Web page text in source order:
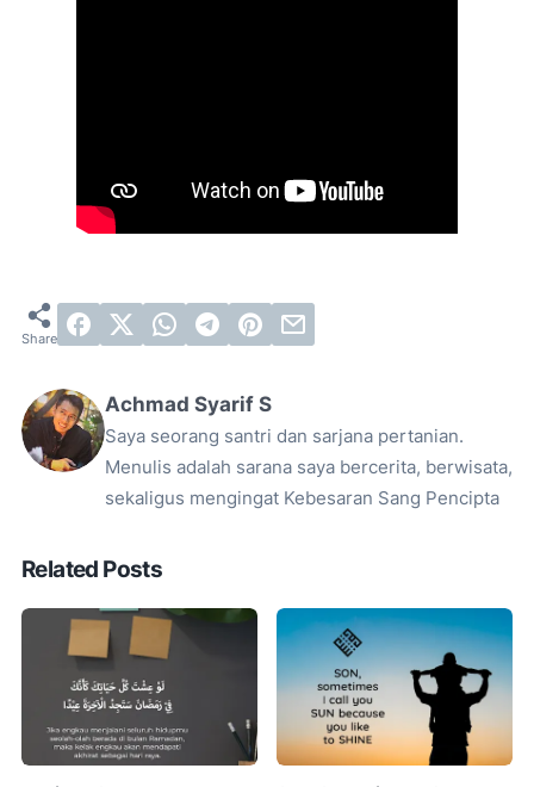
Achmad Syarif S
Saya seorang santri dan sarjana pertanian.
Menulis adalah sarana saya bercerita, berwisata,
sekaligus mengingat Kebesaran Sang Pencipta
Related Posts